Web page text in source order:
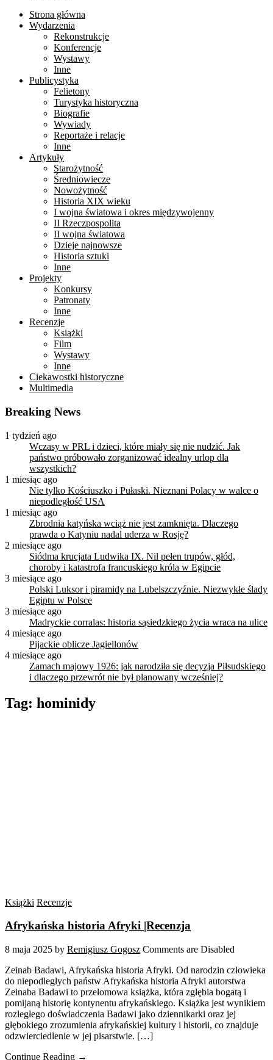
Strona główna
Wydarzenia
Rekonstrukcje
Konferencje
Wystawy
Inne
Publicystyka
Felietony
Turystyka historyczna
Biografie
Wywiady
Reportaże i relacje
Inne
Artykuły
Starożytność
Średniowiecze
Nowożytność
Historia XIX wieku
I wojna światowa i okres międzywojenny
II Rzeczpospolita
II wojna światowa
Dzieje najnowsze
Historia sztuki
Inne
Projekty
Konkursy
Patronaty
Inne
Recenzje
Książki
Film
Wystawy
Inne
Ciekawostki historyczne
Multimedia
Breaking News
1 tydzień ago
Wczasy w PRL i dzieci, które miały się nie nudzić. Jak
państwo próbowało zorganizować idealny urlop dla
wszystkich?
1 miesiąc ago
Nie tylko Kościuszko i Pułaski. Nieznani Polacy w walce o
niepodległość USA
1 miesiąc ago
Zbrodnia katyńska wciąż nie jest zamknięta. Dlaczego
prawda o Katyniu nadal uderza w Rosję?
2 miesiące ago
Siódma krucjata Ludwika IX. Nil pełen trupów, głód,
choroby i katastrofa francuskiego króla w Egipcie
3 miesiące ago
Polski Luksor i piramidy na Lubelszczyźnie. Niezwykłe ślady
Egiptu w Polsce
3 miesiące ago
Madryckie corralas: historia sąsiedzkiego życia wraca na ulice
4 miesiące ago
Pijackie oblicze Jagiellonów
4 miesiące ago
Zamach majowy 1926: jak narodziła się decyzja Piłsudskiego
i dlaczego przewrót nie był planowany wcześniej?
Tag: hominidy
Książki Recenzje
Afrykańska historia Afryki |Recenzja
8 maja 2025 by Remigiusz Gogosz Comments are Disabled
Zeinab Badawi, Afrykańska historia Afryki. Od narodzin człowieka
do niepodległych państw Afrykańska historia Afryki autorstwa
Zeinaba Badawi to przełomowa książka, która zgłębia bogatą i
pomijaną historię kontynentu afrykańskiego. Książka jest wynikiem
rozległego doświadczenia Badawi jako dziennikarki oraz jej
głębokiego zrozumienia afrykańskiej kultury i historii, co znajduje
odzwierciedlenie w jej pisarstwie. […]
Continue Reading →